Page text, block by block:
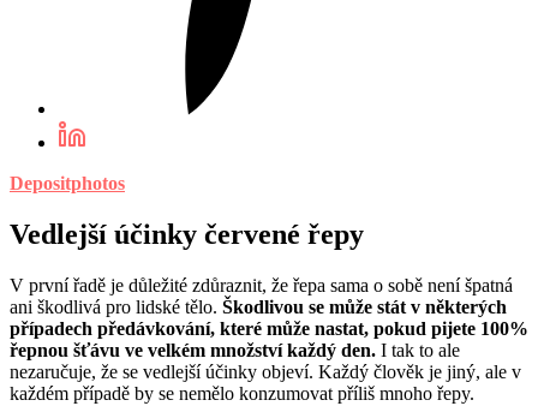
Depositphotos
Vedlejší účinky červené řepy
V první řadě je důležité zdůraznit, že řepa sama o sobě není špatná
ani škodlivá pro lidské tělo. Škodlivou se může stát v některých
případech předávkování, které může nastat, pokud pijete 100%
řepnou šťávu ve velkém množství každý den. I tak to ale
nezaručuje, že se vedlejší účinky objeví. Každý člověk je jiný, ale v
každém případě by se nemělo konzumovat příliš mnoho řepy.